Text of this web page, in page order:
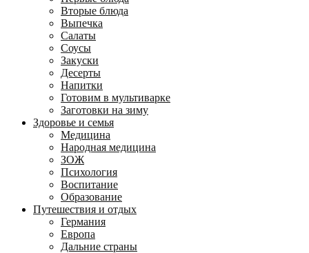
Вторые блюда
Выпечка
Салаты
Соусы
Закуски
Десерты
Напитки
Готовим в мультиварке
Заготовки на зиму
Здоровье и семья
Медицина
Народная медицина
ЗОЖ
Психология
Воспитание
Образование
Путешествия и отдых
Германия
Европа
Дальние страны